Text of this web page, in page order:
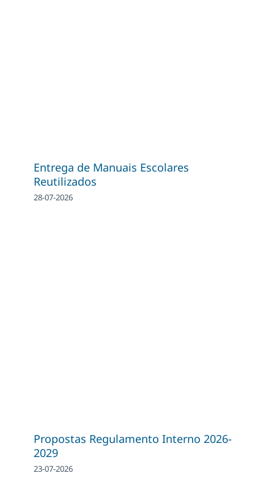
Entrega de Manuais Escolares
Reutilizados
28-07-2026
Propostas Regulamento Interno 2026-
2029
23-07-2026